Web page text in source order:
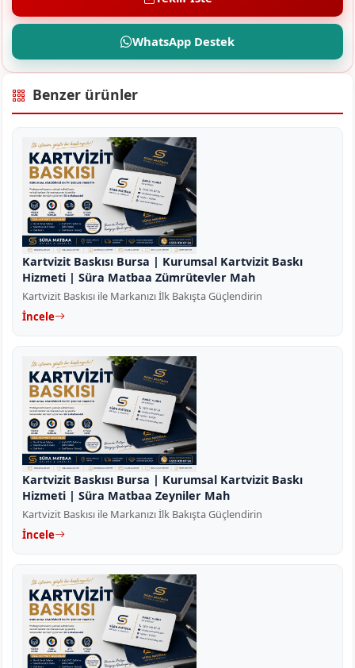
WhatsApp Destek
Benzer ürünler
Kartvizit Baskısı Bursa | Kurumsal Kartvizit Baskı
Hizmeti | Süra Matbaa Zümrütevler Mah
Kartvizit Baskısı ile Markanızı İlk Bakışta Güçlendirin
İncele
Kartvizit Baskısı Bursa | Kurumsal Kartvizit Baskı
Hizmeti | Süra Matbaa Zeyniler Mah
Kartvizit Baskısı ile Markanızı İlk Bakışta Güçlendirin
İncele